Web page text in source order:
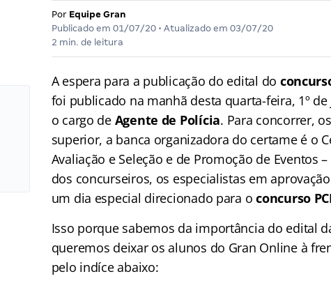
Por Equipe Gran
Publicado em 01/07/20• Atualizado em 03/07/20
2 min. de leitura
A espera para a publicação do edital do
foi publicado na manhã desta quarta-feira, 1º
o cargo de Agente de Polícia. Para concorrer,
superior, a banca organizadora do certame é o
Avaliação e Seleção e de Promoção de Eventos
dos concurseiros, os especialistas em
um dia especial direcionado para oconcurso
Isso porque sabemos da importância do edital
queremos deixar os alunos do Gran Online à
pelo indíce abaixo: